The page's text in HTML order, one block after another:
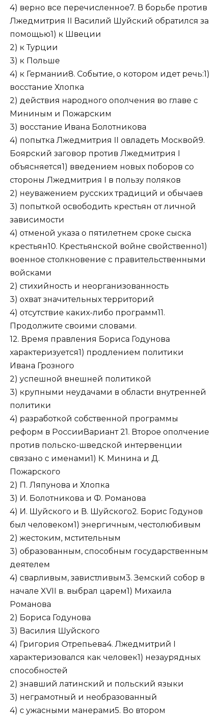
4) верно все перечисленное7. В борьбе против
Лжедмитрия II Василий Шуйский обратился за
помощью1) к Швеции
2) к Турции
3) к Польше
4) к Германии8. Событие, о котором идет речь:1)
восстание Хлопка
2) действия народного ополчения во главе с
Мининым и Пожарским
3) восстание Ивана Болотникова
4) попытка Лжедмитрия II овладеть Москвой9.
Боярский заговор против Лжедмитрия I
объясняется1) введением новых поборов со
стороны Лжедмитрия I в пользу поляков
2) неуважением русских традиций и обычаев
3) попыткой освободить крестьян от личной
зависимости
4) отменой указа о пятилетнем сроке сыска
крестьян10. Крестьянской войне свойственно1)
военное столкновение с правительственными
войсками
2) стихийность и неорганизованность
3) охват значительных территорий
4) отсутствие каких-либо программ11.
Продолжите своими словами.
12. Время правления Бориса Годунова
характеризуется1) продлением политики
Ивана Грозного
2) успешной внешней политикой
3) крупными неудачами в области внутренней
политики
4) разработкой собственной программы
реформ в РоссииВариант 21. Второе ополчение
против польско-шведской интервенции
связано с именами1) К. Минина и Д.
Пожарского
2) П. Ляпунова и Хлопка
3) И. Болотникова и Ф. Романова
4) И. Шуйского и В. Шуйского2. Борис Годунов
был человеком1) энергичным, честолюбивым
2) жестоким, мстительным
3) образованным, способным государственным
деятелем
4) сварливым, завистливым3. Земский собор в
начале XVII в. выбрал царем1) Михаила
Романова
2) Бориса Годунова
3) Василия Шуйского
4) Григория Отрепьева4. Лжедмитрий I
характеризовался как человек1) незаурядных
способностей
2) знавший латинский и польский языки
3) неграмотный и необразованный
4) с ужасными манерами5. Во втором